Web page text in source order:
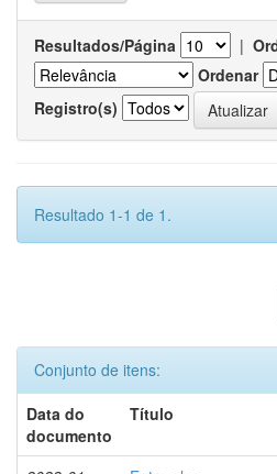
Resultados/Página |
Ordenar
Registro(s)
Resultado 1-1 de 1.
Conjunto de itens:
Data do
documento
Título